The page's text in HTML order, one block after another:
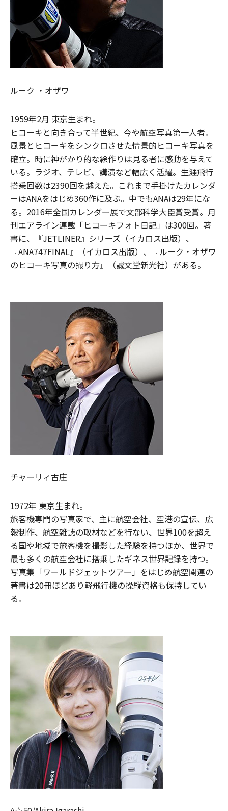
ルーク ・オザワ
1959年2月 東京生まれ。
ヒコーキと向き合って半世紀、今や航空写真第一人者。
風景とヒコーキをシンクロさせた情景的ヒコーキ写真を
確立。時に神がかり的な絵作りは見る者に感動を与えて
いる。ラジオ、テレビ、講演など幅広く活躍。生涯飛行
搭乗回数は2390回を越えた。これまで手掛けたカレンダ
ーはANAをはじめ360作に及ぶ。中でもANAは29年にな
る。2016年全国カレンダー展で文部科学大臣賞受賞。月
刊エアライン連載「ヒコーキフォト日記」は300回。著
書に、『JETLINER』シリーズ（イカロス出版）、
『ANA747FINAL』（イカロス出版）、『ルーク・オザワ
のヒコーキ写真の撮り方』（誠文堂新光社）がある。
チャーリィ古庄
1972年 東京生まれ。
旅客機専門の写真家で、主に航空会社、空港の宣伝、広
報制作、航空雑誌の取材などを行ない、世界100を超え
る国や地域で旅客機を撮影した経験を持つほか、世界で
最も多くの航空会社に搭乗したギネス世界記録を持つ。
写真集「ワールドジェットツアー」をはじめ航空関連の
著書は20冊ほどあり軽飛行機の操縦資格も保持してい
る。